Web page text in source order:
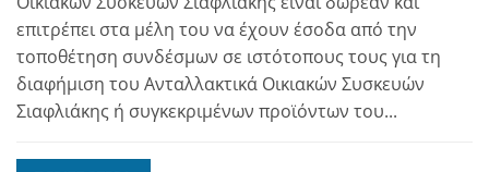
επιτρέπει στα μέλη του να έχουν έσοδα από την
τοποθέτηση συνδέσμων σε ιστότοπους τους για τη
διαφήμιση του Ανταλλακτικά Οικιακών Συσκευών
Σιαφλιάκης ή συγκεκριμένων προϊόντων του...